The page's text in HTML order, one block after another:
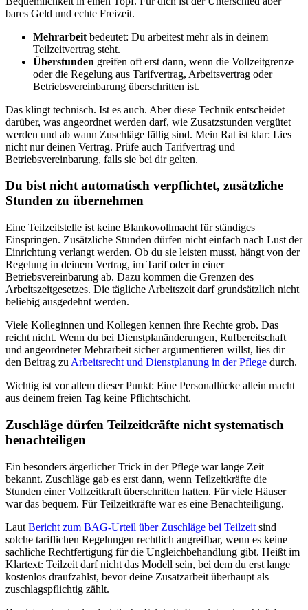
bares Geld und echte Freizeit.
Mehrarbeit bedeutet: Du arbeitest mehr als in deinem
Teilzeitvertrag steht.
Überstunden greifen oft erst dann, wenn die Vollzeitgrenze
oder die Regelung aus Tarifvertrag, Arbeitsvertrag oder
Betriebsvereinbarung überschritten ist.
Das klingt technisch. Ist es auch. Aber diese Technik entscheidet
darüber, was angeordnet werden darf, wie Zusatzstunden vergütet
werden und ab wann Zuschläge fällig sind. Mein Rat ist klar: Lies
nicht nur deinen Vertrag. Prüfe auch Tarifvertrag und
Betriebsvereinbarung, falls sie bei dir gelten.
Du bist nicht automatisch verpflichtet, zusätzliche
Stunden zu übernehmen
Eine Teilzeitstelle ist keine Blankovollmacht für ständiges
Einspringen. Zusätzliche Stunden dürfen nicht einfach nach Lust der
Einrichtung verlangt werden. Ob du sie leisten musst, hängt von der
Regelung in deinem Vertrag, im Tarif oder in einer
Betriebsvereinbarung ab. Dazu kommen die Grenzen des
Arbeitszeitgesetzes. Die tägliche Arbeitszeit darf grundsätzlich nicht
beliebig ausgedehnt werden.
Viele Kolleginnen und Kollegen kennen ihre Rechte grob. Das
reicht nicht. Wenn du bei Dienstplanänderungen, Rufbereitschaft
und angeordneter Mehrarbeit sicher argumentieren willst, lies dir
den Beitrag zu Arbeitsrecht und Dienstplanung in der Pflege durch.
Wichtig ist vor allem dieser Punkt: Eine Personallücke allein macht
aus deinem freien Tag keine Pflichtschicht.
Zuschläge dürfen Teilzeitkräfte nicht systematisch
benachteiligen
Ein besonders ärgerlicher Trick in der Pflege war lange Zeit
bekannt. Zuschläge gab es erst dann, wenn Teilzeitkräfte die
Stunden einer Vollzeitkraft überschritten hatten. Für viele Häuser
war das bequem. Für Teilzeitkräfte war es eine Benachteiligung.
Laut Bericht zum BAG-Urteil über Zuschläge bei Teilzeit sind
solche tariflichen Regelungen rechtlich angreifbar, wenn es keine
sachliche Rechtfertigung für die Ungleichbehandlung gibt. Heißt im
Klartext: Teilzeit darf nicht das Modell sein, bei dem du erst lange
kostenlos draufzahlst, bevor deine Zusatzarbeit überhaupt als
zuschlagspflichtig zählt.